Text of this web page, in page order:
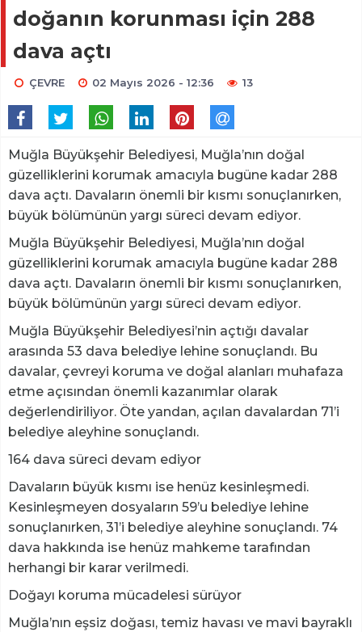
doğanın korunması için 288
dava açtı
ÇEVRE 02 Mayıs 2026 - 12:36 13
Muğla Büyükşehir Belediyesi, Muğla’nın doğal
güzelliklerini korumak amacıyla bugüne kadar 288
dava açtı. Davaların önemli bir kısmı sonuçlanırken,
büyük bölümünün yargı süreci devam ediyor.
Muğla Büyükşehir Belediyesi, Muğla’nın doğal
güzelliklerini korumak amacıyla bugüne kadar 288
dava açtı. Davaların önemli bir kısmı sonuçlanırken,
büyük bölümünün yargı süreci devam ediyor.
Muğla Büyükşehir Belediyesi’nin açtığı davalar
arasında 53 dava belediye lehine sonuçlandı. Bu
davalar, çevreyi koruma ve doğal alanları muhafaza
etme açısından önemli kazanımlar olarak
değerlendiriliyor. Öte yandan, açılan davalardan 71’i
belediye aleyhine sonuçlandı.
164 dava süreci devam ediyor
Davaların büyük kısmı ise henüz kesinleşmedi.
Kesinleşmeyen dosyaların 59’u belediye lehine
sonuçlanırken, 31’i belediye aleyhine sonuçlandı. 74
dava hakkında ise henüz mahkeme tarafından
herhangi bir karar verilmedi.
Doğayı koruma mücadelesi sürüyor
Muğla’nın eşsiz doğası, temiz havası ve mavi bayraklı